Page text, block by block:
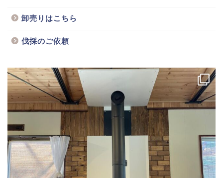
卸売りはこちら
伐採のご依頼